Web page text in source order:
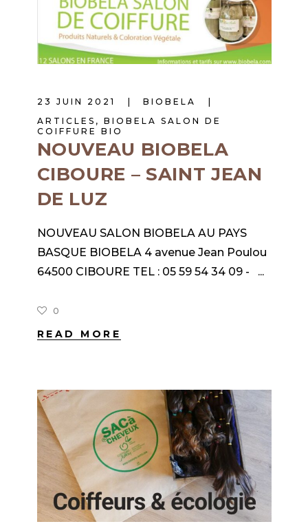
23 JUIN 2021
BIOBELA
ARTICLES , BIOBELA SALON DE
COIFFURE BIO
NOUVEAU BIOBELA
CIBOURE – SAINT JEAN
DE LUZ
NOUVEAU SALON BIOBELA AU PAYS
BASQUE BIOBELA 4 avenue Jean Poulou
64500 CIBOURE TEL : 05 59 54 34 09 -
0
READ MORE